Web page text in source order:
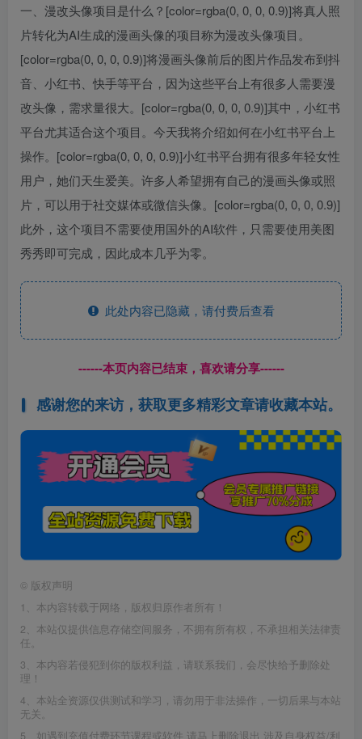
一、漫改头像项目是什么？[color=rgba(0, 0, 0, 0.9)]将真人照
片转化为AI生成的漫画头像的项目称为漫改头像项目。
[color=rgba(0, 0, 0, 0.9)]将漫画头像前后的图片作品发布到抖
音、小红书、快手等平台，因为这些平台上有很多人需要漫
改头像，需求量很大。[color=rgba(0, 0, 0, 0.9)]其中，小红书
平台尤其适合这个项目。今天我将介绍如何在小红书平台上
操作。[color=rgba(0, 0, 0, 0.9)]小红书平台拥有很多年轻女性
用户，她们天生爱美。许多人希望拥有自己的漫画头像或照
片，可以用于社交媒体或微信头像。[color=rgba(0, 0, 0, 0.9)]
此外，这个项目不需要使用国外的AI软件，只需要使用美图
秀秀即可完成，因此成本几乎为零。
此处内容已隐藏，请付费后查看
------本页内容已结束，喜欢请分享------
感谢您的来访，获取更多精彩文章请收藏本站。
© 版权声明
1、本内容转载于网络，版权归原作者所有！
2、本站仅提供信息存储空间服务，不拥有所有权，不承担相关法律责
任。
3、本内容若侵犯到你的版权利益，请联系我们，会尽快给予删除处
理！
4、本站全资源仅供测试和学习，请勿用于非法操作，一切后果与本站
无关。
5、如遇到充值付费环节课程或软件 请马上删除退出 涉及自身权益/利